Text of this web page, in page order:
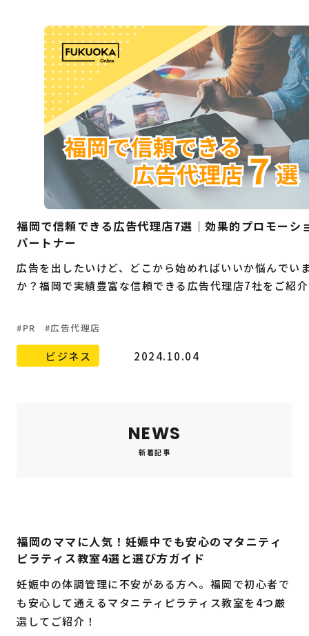
福岡で信頼できる広告代理店7選｜効果的プロモーシ
パートナー
広告を出したいけど、どこから始めればいいか悩んでい
か？福岡で実績豊富な信頼できる広告代理店7社をご紹
PR 広告代理店
ビジネス 2024.10.04
NEWS
新着記事
福岡のママに人気！妊娠中でも安心のマタニティ
ピラティス教室4選と選び方ガイド
妊娠中の体調管理に不安がある方へ。福岡で初心者で
も安心して通えるマタニティピラティス教室を4つ厳
選してご紹介！